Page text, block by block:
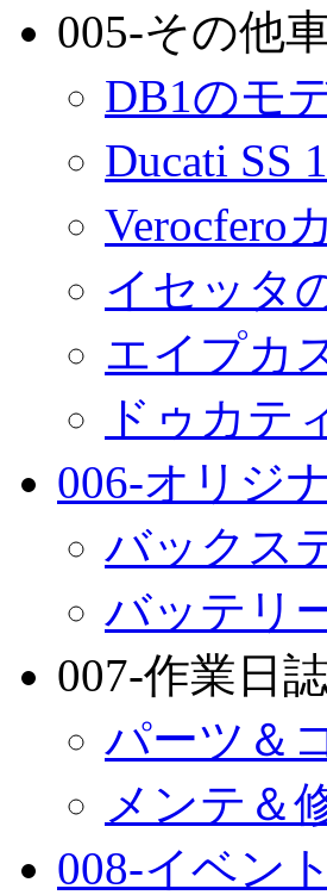
005-その他
DB1のモ
Ducati SS
Verocfero
イセッタ
エイプカ
ドゥカテ
006-オリジ
バックス
バッテリ
007-作業日誌
パーツ＆
メンテ＆
008-イベン